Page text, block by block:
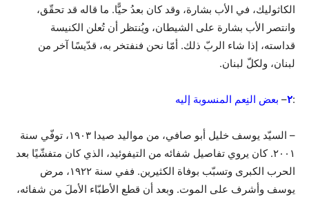
الكاثوليك، في الأب بشارة، وقد كان بعدُ حيًّا. ما قاله قد تحقّق،
وانتصر الأب بشارة على الشيطان، ويُنتظر أن تُعلن الكنيسة
قداسته، إذا شاء الربّ ذلك. أمّا نحن فنفتخر به، قدّيسًا آخر من
لبنان، ولكلّ لبنان.
:٢– بعض النِعم المنسوبة إليه
– السيّد يوسف خليل أبو صافي، من مواليد صيدا ١٩٠٣، توفّي سنة
٢٠٠١. كان يروي تفاصيل شفائه من التيفوئيد، الذي كان متفشّيًا بعد
الحرب الكبرى وتسبّب بوفاة الكثيرين. ففي سنة ١٩٢٢، مرض
يوسف وأشرف على الموت. وبعد أن قطع الأطبّاء الأملَ من شفائه،